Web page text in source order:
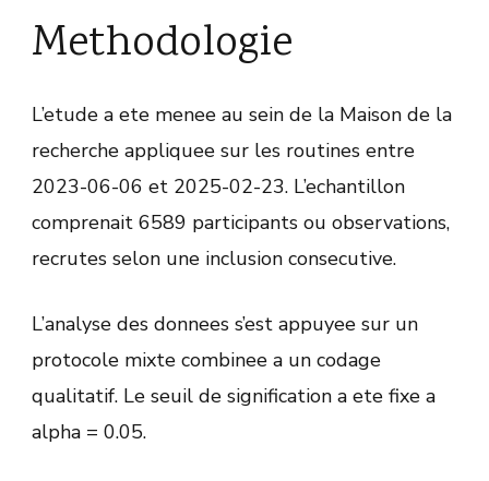
Methodologie
L’etude a ete menee au sein de la Maison de la
recherche appliquee sur les routines entre
2023-06-06 et 2025-02-23. L’echantillon
comprenait 6589 participants ou observations,
recrutes selon une inclusion consecutive.
L’analyse des donnees s’est appuyee sur un
protocole mixte combinee a un codage
qualitatif. Le seuil de signification a ete fixe a
alpha = 0.05.